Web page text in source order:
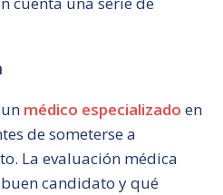
médico especializado en
de someterse a
La evaluación médica
candidato y qué